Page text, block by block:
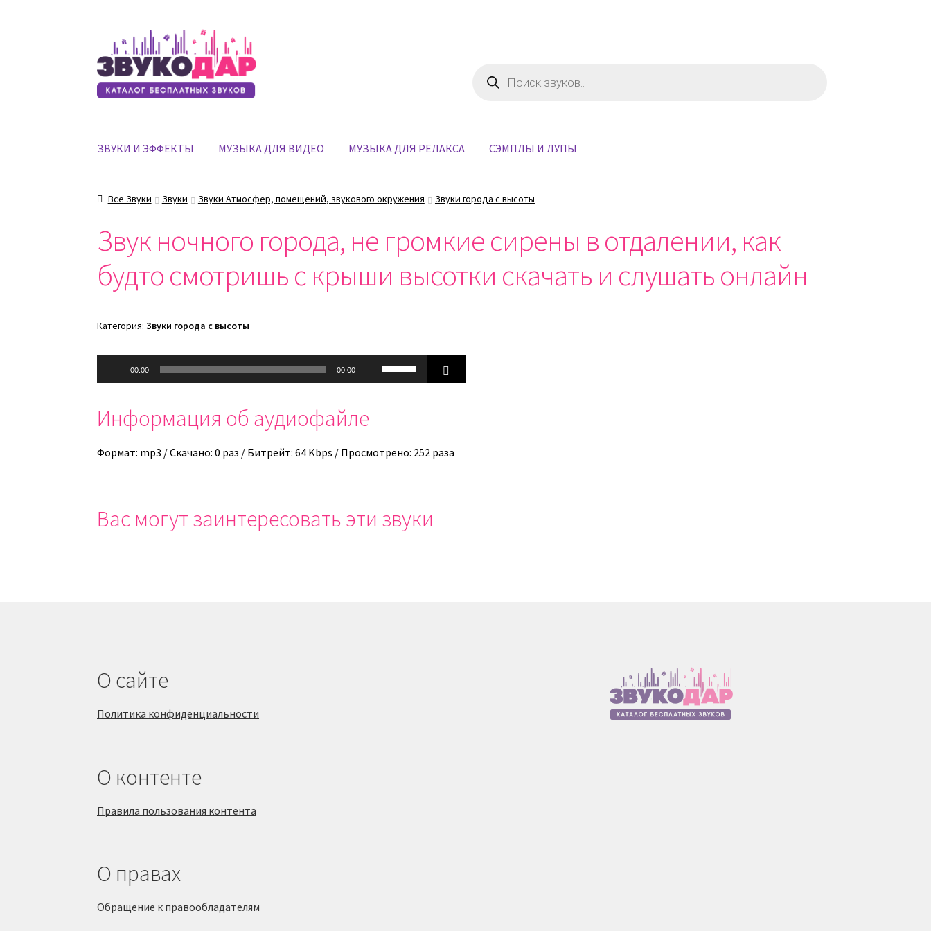
Перейти
к
навигации
Перейти
к
содержимому
товаров
ЗВУКИ И ЭФФЕКТЫ МУЗЫКА ДЛЯ ВИДЕО МУЗЫКА ДЛЯ РЕЛАКСА СЭМПЛЫ И ЛУПЫ
Все Звуки Звуки Звуки Атмосфер, помещений, звукового окружения Звуки города с высоты
Звук ночного города, не громкие сирены в отдалении, как
будто смотришь с крыши высотки скачать и слушать онлайн
Категория:Звуки города с высоты
00:00 00:00
Используйте
клавиши
увеличить
Информация об аудиофайле
Формат: mp3 / Скачано: 0 раз / Битрейт: 64 Kbps / Просмотрено: 252 раза
Вас могут заинтересовать эти звуки
О сайте
Политика конфиденциальности
О контенте
Правила пользования контента
О правах
Обращение к правообладателям